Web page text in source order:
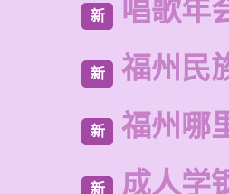
新 唱歌年
新 福州民
新 福州哪
新 成人学